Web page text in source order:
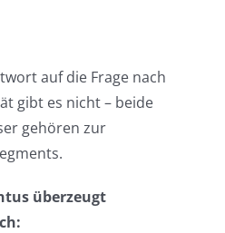
auf die Frage nach
gibt es nicht – beide
gehören zur
überzeugt